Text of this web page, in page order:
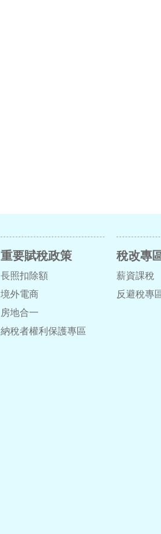
重要賦稅政策
長照扣除額
境外電商
房地合一
納稅者權利保護專區
稅改專
薪資課稅
反避稅專